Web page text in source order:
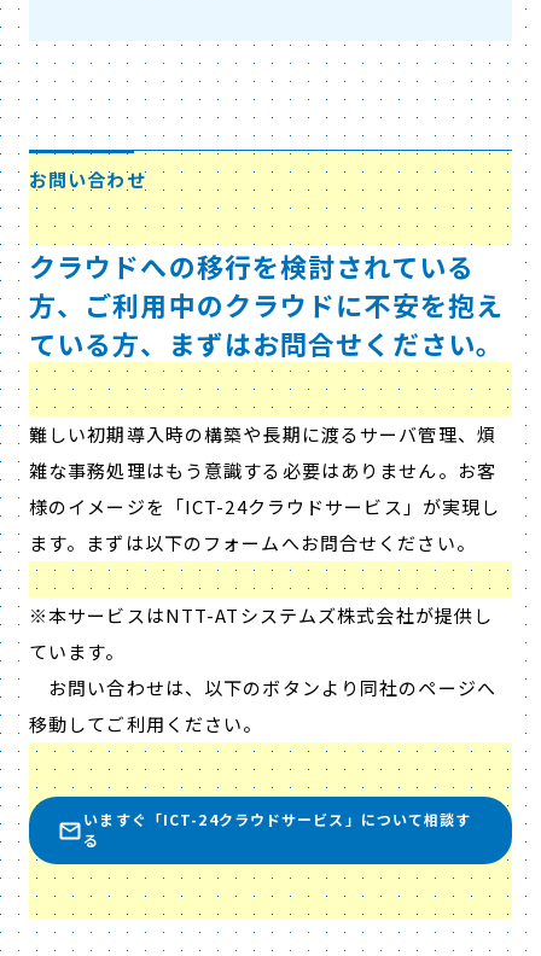
お問い合わせ
クラウドへの移行を検討されている
方、ご利用中のクラウドに不安を抱え
ている方、まずはお問合せください。
難しい初期導入時の構築や長期に渡るサーバ管理、煩
雑な事務処理はもう意識する必要はありません。お客
様のイメージを「ICT-24クラウドサービス」が実現し
ます。まずは以下のフォームへお問合せください。
※本サービスはNTT-ATシステムズ株式会社が提供し
ています。
お問い合わせは、以下のボタンより同社のページへ
移動してご利用ください。
いますぐ「ICT-24クラウドサービス」について相談す
る